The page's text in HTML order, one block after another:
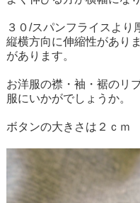
３０/スパンフライスより
縦横方向に伸縮性があり
があります。
お洋服の襟・袖・裾のリ
服にいかがでしょうか。
ボタンの大きさは２ｃｍ